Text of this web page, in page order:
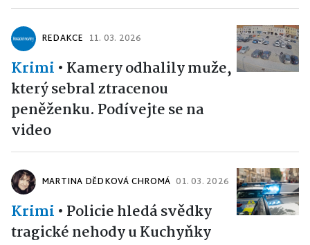
REDAKCE 11. 03. 2026
Krimi • Kamery odhalily muže,
který sebral ztracenou
peněženku. Podívejte se na
video
MARTINA DĚDKOVÁ CHROMÁ 01. 03. 2026
Krimi • Policie hledá svědky
tragické nehody u Kuchyňky